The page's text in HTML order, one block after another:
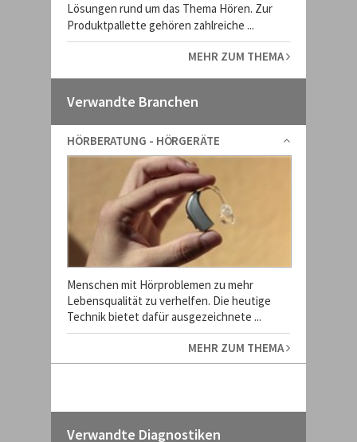
Lösungen rund um das Thema Hören. Zur
Produktpallette gehören zahlreiche ...
MEHR ZUM THEMA
Verwandte Branchen
HÖRBERATUNG - HÖRGERÄTE
Menschen mit Hörproblemen zu mehr
Lebensqualität zu verhelfen. Die heutige
Technik bietet dafür ausgezeichnete ...
MEHR ZUM THEMA
Verwandte Diagnostiken